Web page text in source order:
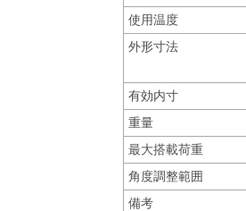
使用温度
外形寸法
有効内寸
重量
最大搭載荷重
角度調整範囲
備考